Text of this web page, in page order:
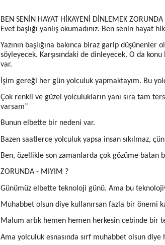
BEN SENİN HAYAT HİKAYENİ DİNLEMEK
Evet başlığı yanlış okumadınız. Ben senin hayat
Yazının başlığına bakınca biraz garip
söyleyecek. Karşısındaki de dinleyecek. O da
var.
İşim gereği her gün yolculuk yapmaktayım. Bu
Çok renkli ve güzel yolculukların yanı sıra tam
varsam”
Bunun elbette bir nedeni var.
Bazen saatlerce yolculuk yapsa insan sıkılmaz,
Ben, özellikle son zamanlarda çok gözüme batan
ZORUNDA - MIYIM ?
Günümüz elbette teknoloji günü. Ama bu
Muhabbet olsun diye kullanırsan fazla bir önemi
Malum artık hemen hemen herkesin cebinde bir
Ama yolculuk esnasında sırf muhabbet olsun